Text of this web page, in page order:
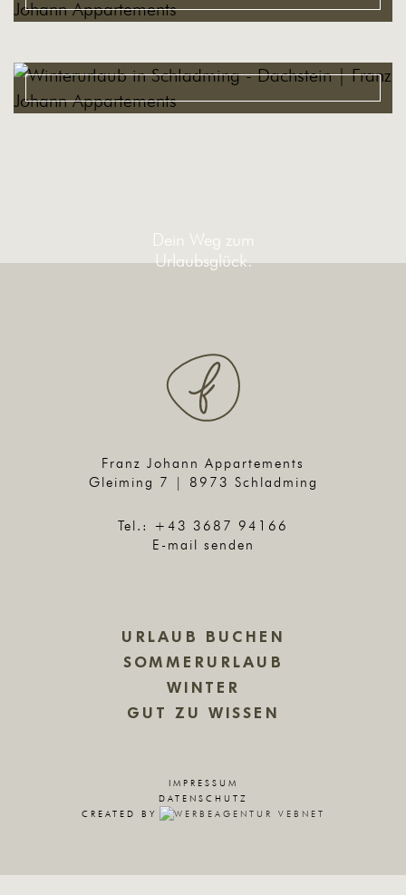
IMPRESSUM
DATENSCHUTZ
CREATED BY
Franz Johann Appartements
Gleiming 7 | 8973 Schladming
Tel.: +43 3687 94166
E-mail senden
URLAUB BUCHEN
SOMMERURLAUB
WINTER
GUT ZU WISSEN
Dein Weg zum
Urlaubsglück.